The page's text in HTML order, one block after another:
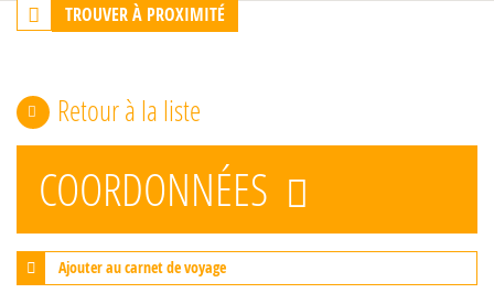
TROUVER À PROXIMITÉ
Retour à la liste
COORDONNÉES
Ajouter au carnet de voyage